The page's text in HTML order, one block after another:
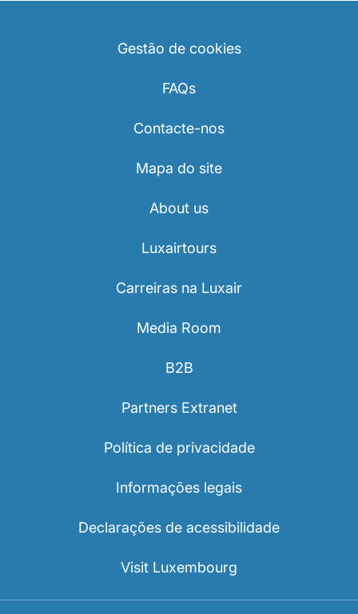
Gestão de cookies
FAQs
Contacte-nos
Mapa do site
About us
Luxairtours
Carreiras na Luxair
Media Room
B2B
Partners Extranet
Política de privacidade
Informações legais
Declarações de acessibilidade
Visit Luxembourg